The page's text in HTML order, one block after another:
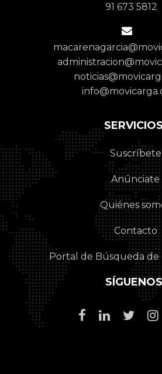
91 673 5812
Suscríbete
Anúnciate
Quiénes
Contacto
Portal de Búsqueda de